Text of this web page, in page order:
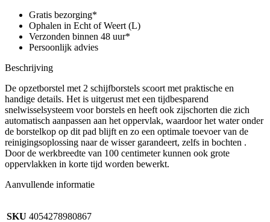
Gratis bezorging*
Ophalen in Echt of Weert (L)
Verzonden binnen 48 uur*
Persoonlijk advies
Beschrijving
De opzetborstel met 2 schijfborstels scoort met praktische en
handige details. Het is uitgerust met een tijdbesparend
snelwisselsysteem voor borstels en heeft ook zijschorten die zich
automatisch aanpassen aan het oppervlak, waardoor het water onder
de borstelkop op dit pad blijft en zo een optimale toevoer van de
reinigingsoplossing naar de wisser garandeert, zelfs in bochten .
Door de werkbreedte van 100 centimeter kunnen ook grote
oppervlakken in korte tijd worden bewerkt.
Aanvullende informatie
SKU 4054278980867